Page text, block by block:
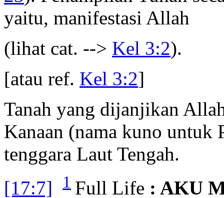
yaitu, manifestasi Allah
(lihat cat. --> Kel 3:2).
[atau ref. Kel 3:2]
Tanah yang dijanjikan
Kanaan (nama kuno untuk
tenggara Laut Tengah.
[17:7]
1 Full Life : AKU